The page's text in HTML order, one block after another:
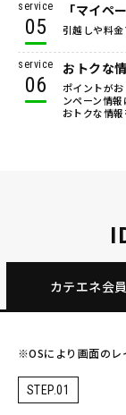
service
05
「マイペ
引越しや料金
service
06
おトクな
ポイントが
ンペーン情報
おトクな情報
カテエネ会
※OSにより画面のレ
STEP.01